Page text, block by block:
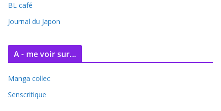
v
e
BL café
Journal du Japon
A - me voir sur...
Manga collec
Senscritique